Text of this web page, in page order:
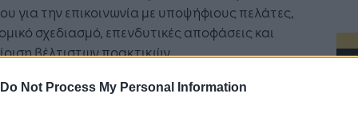
Do Not Process My Personal Information
για την επικοινωνία με υποψήφιους πελάτες,
σχεδιασμό, επενδυτικές αποφάσεις και
βέλτιστων πρακτικών.
Suite, αξιολογήθηκε για το 'Advisor Desktop'